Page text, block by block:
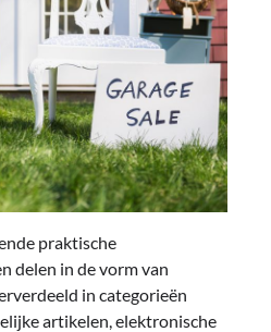
praktische
delen in de vorm van
in categorieën
artikelen, elektronische